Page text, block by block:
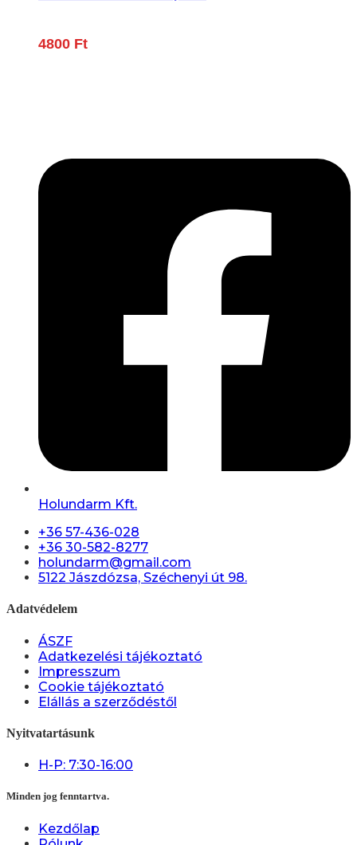
4800 Ft
Holundarm Kft.
+36 57-436-028
+36 30-582-8277
holundarm@gmail.com
5122 Jászdózsa, Széchenyi út 98.
Adatvédelem
ÁSZF
Adatkezelési tájékoztató
Impresszum
Cookie tájékoztató
Elállás a szerződéstől
Nyitvatartásunk
H-P: 7:30-16:00
Minden jog fenntartva.
Kezdőlap